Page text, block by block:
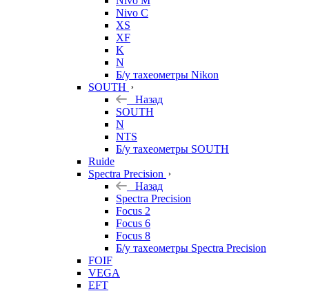
Nivo C
XS
XF
K
N
Б/у тахеометры Nikon
SOUTH
Назад
SOUTH
N
NTS
Б/у тахеометры SOUTH
Ruide
Spectra Precision
Назад
Spectra Precision
Focus 2
Focus 6
Focus 8
Б/у тахеометры Spectra Precision
FOIF
VEGA
EFT